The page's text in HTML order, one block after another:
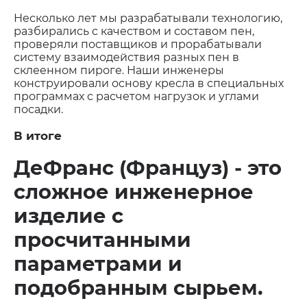
Несколько лет мы разрабатывали технологию,
разбирались с качеством и составом пен,
проверяли поставщиков и прорабатывали
систему взаимодействия разных пен в
склеенном пироге. Наши инженеры
конструировали основу кресла в специальных
программах с расчетом нагрузок и углами
посадки.
В итоге
ДеФранс (Француз) - это
сложное инженерное
изделие с
просчитанными
параметрами и
подобранным сырьем.